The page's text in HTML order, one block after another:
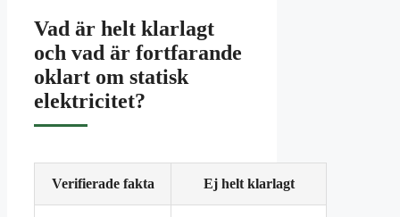
Vad är helt klarlagt
och vad är fortfarande
oklart om statisk
elektricitet?
Verifierade fakta Ej helt klarlagt